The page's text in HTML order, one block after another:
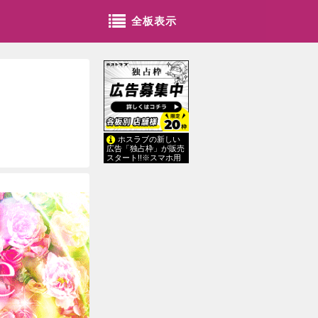
全板表示
ホスラブの新しい
広告「独占枠」が販売
スタート!!※スマホ用